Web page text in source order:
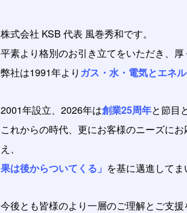
株式会社 KSB 代表 風巻秀和です。
平素より格別のお引き立てをいただき、厚
弊社は1991年より ガス・水・電気とエネ
2001年設立、2026年は創業25周年と節目
これからの時代、更にお客様のニーズに
え、 経営
果は後からついてくる」 を基に邁進してま
今後とも皆様のより一層のご理解とご支